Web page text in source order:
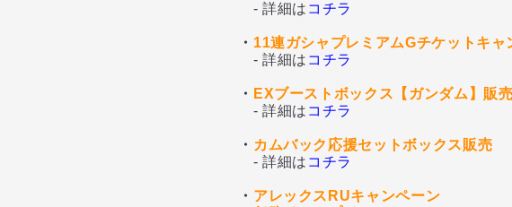
- 詳細は コチラ
・ 11連ガシャプレミアムGチケットキャ
- 詳細は コチラ
・ EXブーストボックス【ガンダム】販売
- 詳細は コチラ
・ カムバック応援セットボックス販売
- 詳細は コチラ
・ アレックスRUキャンペーン